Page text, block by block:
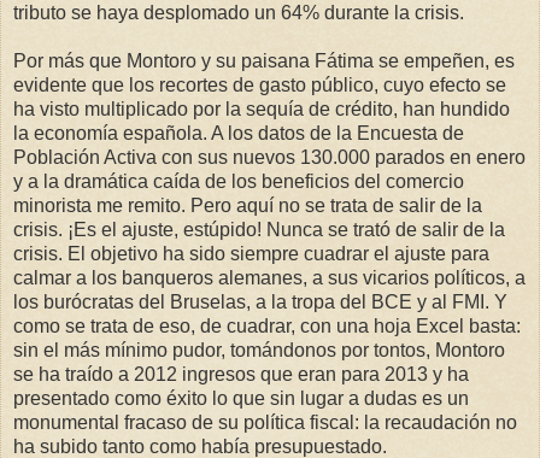
tributo se haya desplomado un 64% durante la crisis.
Por más que Montoro y su paisana Fátima se empeñen, es
evidente que los recortes de gasto público, cuyo efecto se
ha visto multiplicado por la sequía de crédito, han hundido
la economía española. A los datos de la Encuesta de
Población Activa con sus nuevos 130.000 parados en enero
y a la dramática caída de los beneficios del comercio
minorista me remito. Pero aquí no se trata de salir de la
crisis. ¡Es el ajuste, estúpido! Nunca se trató de salir de la
crisis. El objetivo ha sido siempre cuadrar el ajuste para
calmar a los banqueros alemanes, a sus vicarios políticos, a
los burócratas del Bruselas, a la tropa del BCE y al FMI. Y
como se trata de eso, de cuadrar, con una hoja Excel basta:
sin el más mínimo pudor, tomándonos por tontos, Montoro
se ha traído a 2012 ingresos que eran para 2013 y ha
presentado como éxito lo que sin lugar a dudas es un
monumental fracaso de su política fiscal: la recaudación no
ha subido tanto como había presupuestado.